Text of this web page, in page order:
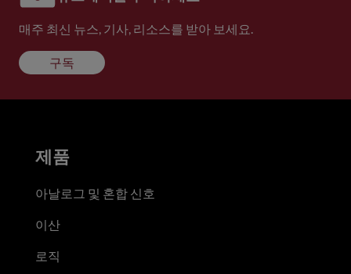
매주 최신 뉴스, 기사, 리소스를 받아 보세요.
구독
제품
아날로그 및 혼합 신호
이산
로직